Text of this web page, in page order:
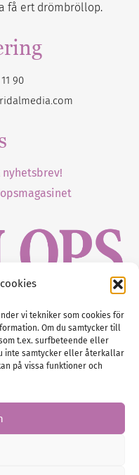
vi tekniker som cookies för
Om du samtycker till
t.ex. surfbeteende eller
inte samtycker eller återkallar
på vissa funktioner och
få ert drömbröllop.
90
nyhetsbrev!
50 Uddevalla
90